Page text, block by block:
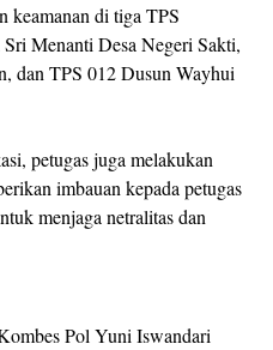
keamanan di tiga TPS
Menanti Desa Negeri Sakti,
dan TPS 012 Dusun Wayhui
petugas juga melakukan
imbauan kepada petugas
menjaga netralitas dan
Pol Yuni Iswandari